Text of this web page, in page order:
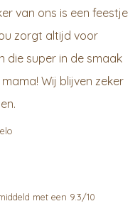
van ons is een feestje
zorgt altijd voor
super in de smaak
Wij blijven zeker
met een 9.3/10